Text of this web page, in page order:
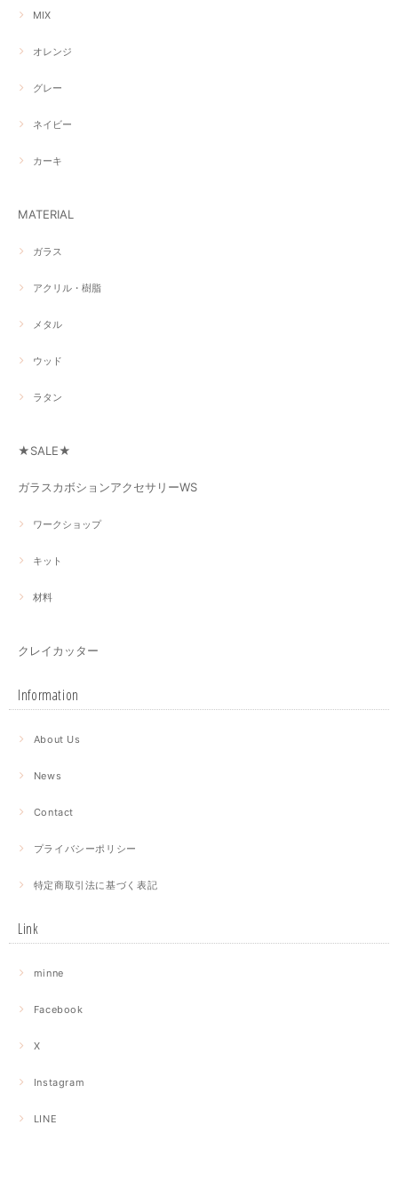
MIX
オレンジ
グレー
ネイビー
カーキ
MATERIAL
ガラス
アクリル・樹脂
メタル
ウッド
ラタン
★SALE★
ガラスカボションアクセサリーWS
ワークショップ
キット
材料
クレイカッター
Information
About Us
News
Contact
プライバシーポリシー
特定商取引法に基づく表記
Link
minne
Facebook
X
Instagram
LINE